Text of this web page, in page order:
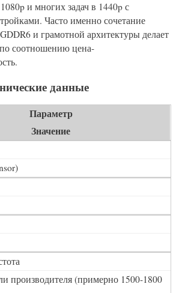
и многих задач в 1440p с
Часто именно сочетание
и грамотной архитектуры делает
соотношению цена-
данные
Параметр
Значение
производителя (примерно 1500-1800